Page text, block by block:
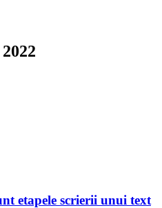
etapele scrierii unui text